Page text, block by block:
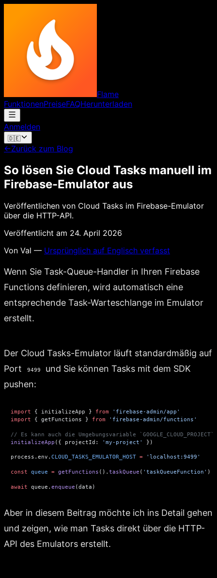
Flame
FunktionenPreiseFAQHerunterladen
Anmelden
🇩🇪
←Zurück zum Blog
So lösen Sie Cloud Tasks manuell im
Firebase-Emulator aus
Veröffentlichen von Cloud Tasks im Firebase-Emulator
über die HTTP-API.
Veröffentlicht am 24. April 2026
Von Val — Ursprünglich auf Englisch verfasst
Wenn Sie Task-Queue-Handler in Ihren Firebase
Functions definieren, wird automatisch eine
entsprechende Task-Warteschlange im Emulator
erstellt.
Der Cloud Tasks-Emulator läuft standardmäßig auf
Port
9499
und Sie können Tasks mit dem SDK
pushen:
import { initializeApp } from 'firebase-admin/app'
import { getFunctions } from 'firebase-admin/functions'
// Es kann auch die Umgebungsvariable
initializeApp ({ projectId: 'my-project' })
process.env. CLOUD_TASKS_EMULATOR_HOST = 'localhost:9499'
const queue = getFunctions (). taskQueue ( 'taskQueueFunction' )
await queue. enqueue (data)
Aber in diesem Beitrag möchte ich ins Detail gehen
und zeigen, wie man Tasks direkt über die HTTP-
API des Emulators erstellt.